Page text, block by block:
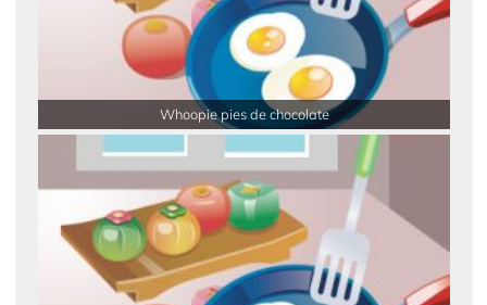
Whoopie pies de chocolate